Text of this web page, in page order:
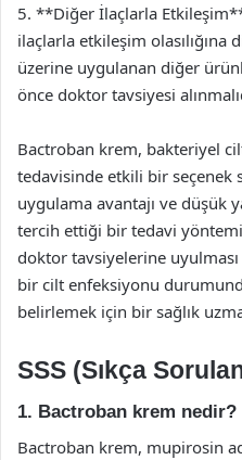
5. **Diğer İlaçlarla
ilaçlarla etkileşim
üzerine uygulanan diğer
önce doktor tavsiyesi
Bactroban krem, bakteriyel
tedavisinde etkili bir seçenek
uygulama avantajı ve düşük
tercih ettiği bir tedavi
doktor tavsiyelerine
bir cilt enfeksiyonu
belirlemek için bir sağlık
SSS (Sıkça
1. Bactroban krem nedir?
Bactroban krem, mupirosin